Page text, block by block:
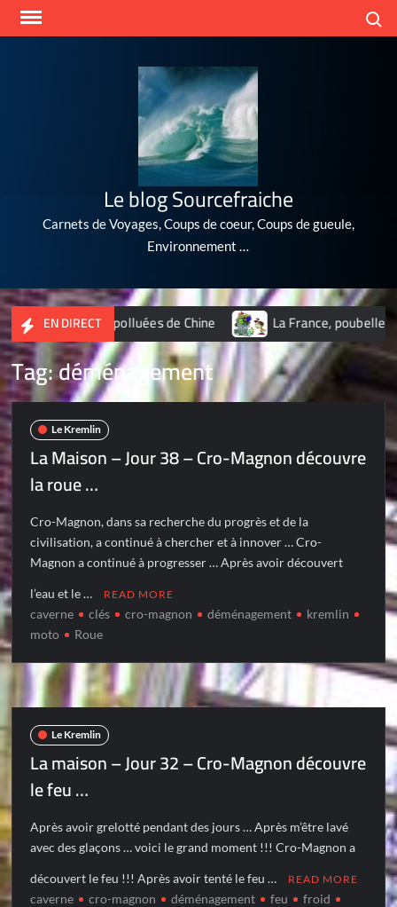
Skip
Le blog Sourcefraiche
Carnets de Voyages, Coups de coeur, Coups de gueule,
Environnement …
EN DIRECT
villes les plus polluées de Chine La France, poubelle du
Tag:déménagement
Le Kremlin
La Maison – Jour 38 – Cro-Magnon découvre
la roue …
Cro-Magnon, dans sa recherche du progrès et de la
civilisation, a continué à chercher et à innover … Cro-
Magnon a continué à progresser … Après avoir découvert
l’eau et le … READ MORE
caverne clés cro-magnon déménagement
kremlin
moto
Roue
Le Kremlin
La maison – Jour 32 – Cro-Magnon découvre
le feu …
Après avoir grelotté pendant des jours … Après m’être lavé
avec des glaçons … voici le grand moment !!! Cro-Magnon a
découvert le feu !!! Après avoir tenté le feu … READ MORE
caverne cro-magnon déménagement feu
froid